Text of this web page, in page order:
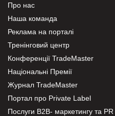
Про нас
Наша команда
Реклама на порталі
Тренінговий центр
Конференції TradeMaster
Національні Премії
Журнал TradeMaster
Портал про Private Label
Послуги В2В- маркетингу та PR